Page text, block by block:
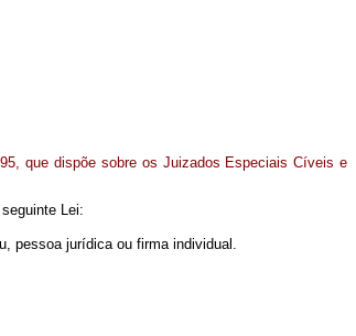
que dispõe sobre os Juizados Especiais Cíveis e
Lei:
pessoa jurídica ou firma individual.